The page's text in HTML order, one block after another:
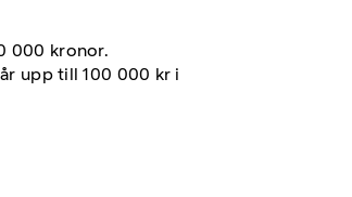
000 kronor.
upp till 100 000 kr i